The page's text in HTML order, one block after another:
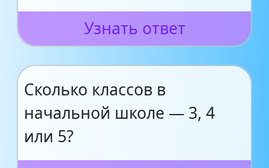
Узнать ответ
Сколько классов в
начальной школе — 3, 4
или 5?